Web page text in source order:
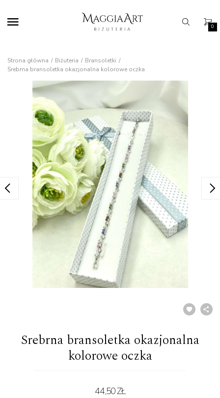
0
Strona główna Biżuteria
Bransoletki
Srebrna bransoletka okazjonalna kolorowe oczka
Srebrna bransoletka okazjonalna
kolorowe oczka
44,50 ZŁ